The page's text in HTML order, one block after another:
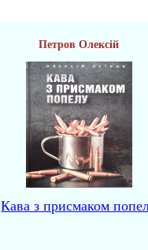
Петров Олексій
Кава з присмаком